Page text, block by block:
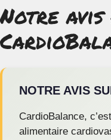
Notre
NOTRE AVIS
CardioBalance,
alimentaire